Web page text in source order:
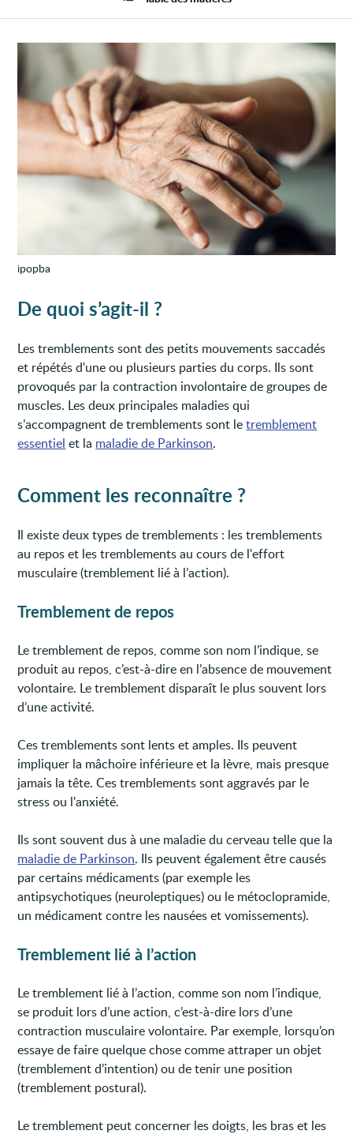
ipopba
De quoi s’agit-il ?
Les tremblements sont des petits mouvements saccadés
et répétés d'une ou plusieurs parties du corps. Ils sont
provoqués par la contraction involontaire de groupes de
muscles. Les deux principales maladies qui
s’accompagnent de tremblements sont letremblement
essentiel et la maladie de Parkinson.
Comment les reconnaître ?
Il existe deux types de tremblements : les tremblements
au repos et les tremblements au cours de l'effort
musculaire (tremblement lié à l’action).
Tremblement de repos
Le tremblement de repos, comme son nom l’indique, se
produit au repos, c’est-à-dire en l’absence de mouvement
volontaire. Le tremblement disparaît le plus souvent lors
d’une activité.
Ces tremblements sont lents et amples. Ils peuvent
impliquer la mâchoire inférieure et la lèvre, mais presque
jamais la tête. Ces tremblements sont aggravés par le
stress ou l'anxiété.
Ils sont souvent dus à une maladie du cerveau telle que la
maladie de Parkinson. Ils peuvent également être causés
par certains médicaments (par exemple les
antipsychotiques (neuroleptiques) ou le métoclopramide,
un médicament contre les nausées et vomissements).
Tremblement lié à l’action
Le tremblement lié à l’action, comme son nom l’indique,
se produit lors d’une action, c’est-à-dire lors d’une
contraction musculaire volontaire. Par exemple, lorsqu’on
essaye de faire quelque chose comme attraper un objet
(tremblement d’intention) ou de tenir une position
(tremblement postural).
Le tremblement peut concerner les doigts, les bras et les